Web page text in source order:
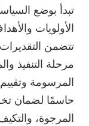
تبدأ بوضع
الأولويات
تتضمن التقديرات
مرحلة التنفيذ
المرسومة
حاسمًا لضمان
المرجوة،